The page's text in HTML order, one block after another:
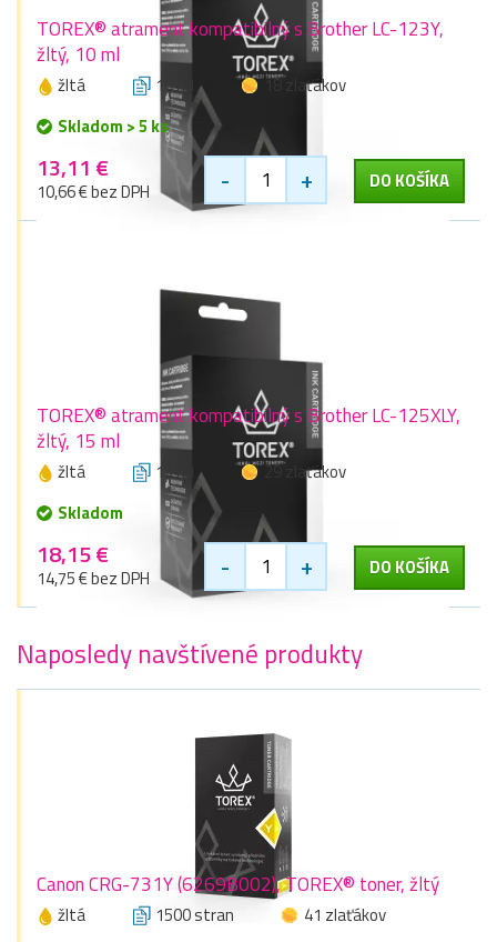
TOREX® atrament kompatibilný s Brother LC-123Y,
žltý, 10 ml
žltá 10 ml
18 zlaťákov
Skladom > 5 ks
13,11 €
10,66 € bez DPH - + DO KOŠÍKA
TOREX® atrament kompatibilný s Brother LC-125XLY,
žltý, 15 ml
žltá 15 ml
29 zlaťákov
Skladom
18,15 €
14,75 € bez DPH - + DO KOŠÍKA
Naposledy navštívené produkty
Canon CRG-731Y (6269B002), TOREX® toner, žltý
žltá 1500 stran 41 zlaťákov